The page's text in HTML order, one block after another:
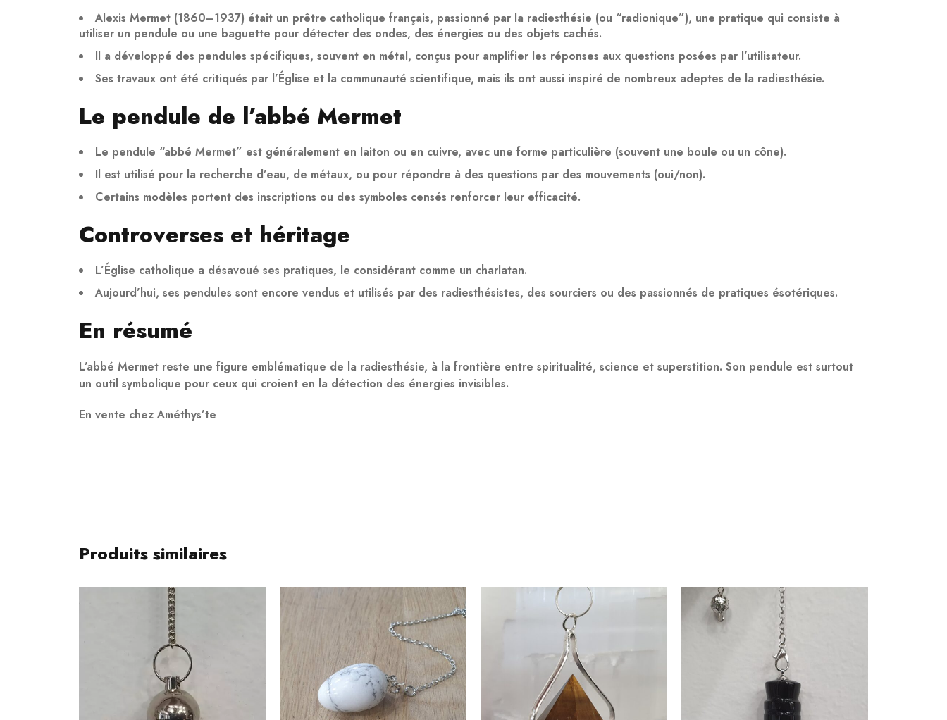
Alexis Mermet (1860–1937) était un prêtre catholique français, passionné par la radiesthésie (ou “radionique”), une pratique qui consiste à
utiliser un pendule ou une baguette pour détecter des ondes, des énergies ou des objets cachés.
Il a développé des pendules spécifiques, souvent en métal, conçus pour amplifier les réponses aux questions posées par l’utilisateur.
Ses travaux ont été critiqués par l’Église et la communauté scientifique, mais ils ont aussi inspiré de nombreux adeptes de la radiesthésie.
Le pendule de l’abbé Mermet
Le pendule “abbé Mermet” est généralement en laiton ou en cuivre, avec une forme particulière (souvent une boule ou un cône).
Il est utilisé pour la recherche d’eau, de métaux, ou pour répondre à des questions par des mouvements (oui/non).
Certains modèles portent des inscriptions ou des symboles censés renforcer leur efficacité.
Controverses et héritage
L’Église catholique a désavoué ses pratiques, le considérant comme un charlatan.
Aujourd’hui, ses pendules sont encore vendus et utilisés par des radiesthésistes, des sourciers ou des passionnés de pratiques ésotériques.
En résumé
L’abbé Mermet reste une figure emblématique de la radiesthésie, à la frontière entre spiritualité, science et superstition. Son pendule est surtout
un outil symbolique pour ceux qui croient en la détection des énergies invisibles.
En vente chez Améthys’te
Produits similaires